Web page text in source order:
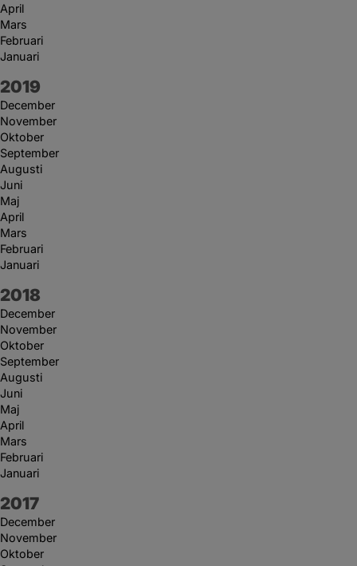
April
Mars
Februari
Januari
År:
2019
December
November
Oktober
September
Augusti
Juni
Maj
April
Mars
Februari
Januari
År:
2018
December
November
Oktober
September
Augusti
Juni
Maj
April
Mars
Februari
Januari
År:
2017
December
November
Oktober